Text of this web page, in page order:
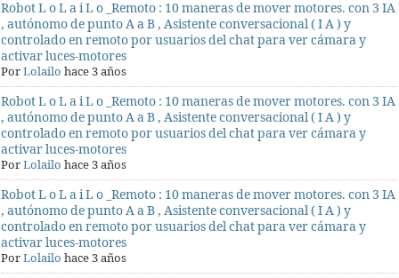
Robot L o L a i L o _Remoto : 10 maneras de mover motores. con 3 IA
, autónomo de punto A a B , Asistente conversacional ( I A ) y
controlado en remoto por usuarios del chat para ver cámara y
activar luces-motores
PorLolailo hace 3 años
Robot L o L a i L o _Remoto : 10 maneras de mover motores. con 3 IA
, autónomo de punto A a B , Asistente conversacional ( I A ) y
controlado en remoto por usuarios del chat para ver cámara y
activar luces-motores
PorLolailo hace 3 años
Robot L o L a i L o _Remoto : 10 maneras de mover motores. con 3 IA
, autónomo de punto A a B , Asistente conversacional ( I A ) y
controlado en remoto por usuarios del chat para ver cámara y
activar luces-motores
PorLolailo hace 3 años